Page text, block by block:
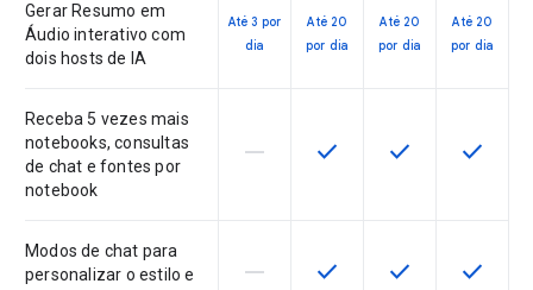
Gerar Resumo em
Áudio interativo com
dois hosts de IA
Até 3 por
dia
Até 20
por dia
Até 20
por dia
Até 20
por dia
Receba 5 vezes mais
notebooks, consultas
de chat e fontes por
notebook
Este recurso não é compatível
horizontal_rule Este recurso está
check Este recurso
check Este
check
Modos de chat para
personalizar o estilo e
Este recurso não é compatível
horizontal_rule Este recurso está
check Este recurso
check Este
check